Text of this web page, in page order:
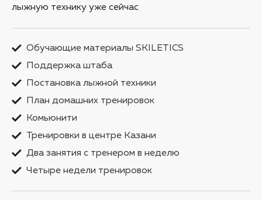
лыжную технику уже сейчас
Обучающие материалы SKILETICS
Поддержка штаба
Постановка лыжной техники
План домашних тренировок
Комьюнити
Тренировки в центре Казани
Два занятия с тренером в неделю
Четыре недели тренировок